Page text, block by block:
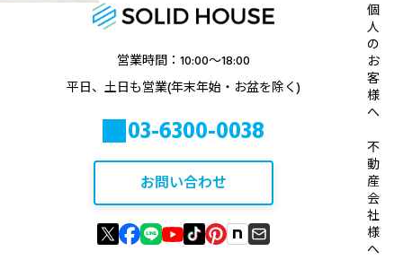
営業時間：10:00〜18:00
平日、土日も営業(年末年始・お盆を除く)
03-6300-0038
お問い合わせ
個
人
の
お
客
様
へ
不
動
産
会
社
様
へ